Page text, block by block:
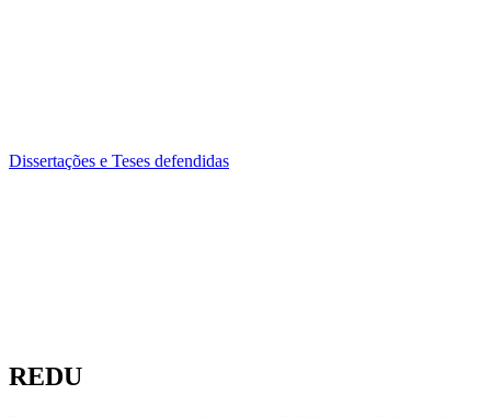
Dissertações e Teses defendidas
REDU